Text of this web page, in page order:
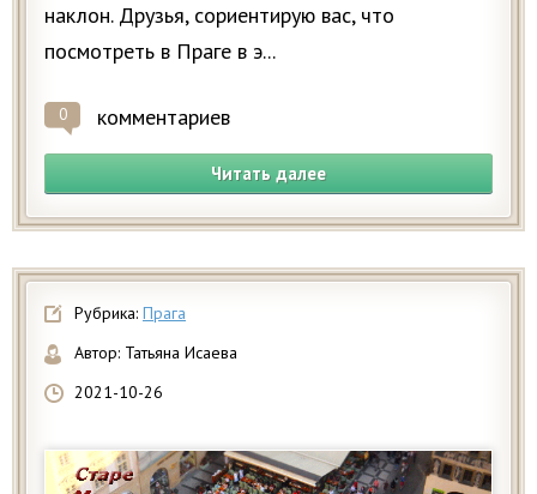
наклон. Друзья, сориентирую вас, что
посмотреть в Праге в э...
0 комментариев
Читать далее
Рубрика: Прага
Автор: Татьяна Исаева
2021-10-26